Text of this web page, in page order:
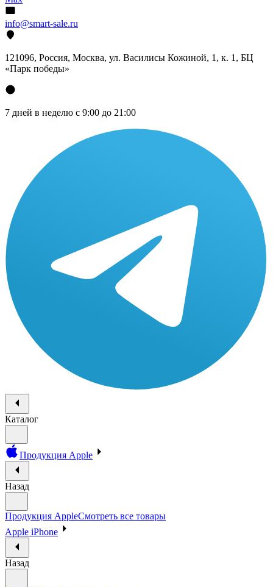
info@smart-sale.ru
121096, Россия, Москва, ул. Василисы Кожиной, 1, к. 1, БЦ
«Парк победы»
7 дней в неделю с 9:00 до 21:00
Каталог
Продукция Apple
Назад
Продукция AppleСмотреть все товары
Apple iPhone
Назад